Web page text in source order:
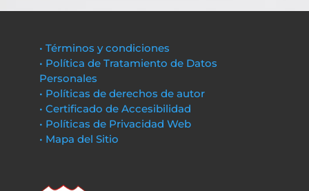
• Términos y condiciones
• Política de Tratamiento de Datos
Personales
• Políticas de derechos de autor
• Certificado de Accesibilidad
• Políticas de Privacidad Web
• Mapa del Sitio